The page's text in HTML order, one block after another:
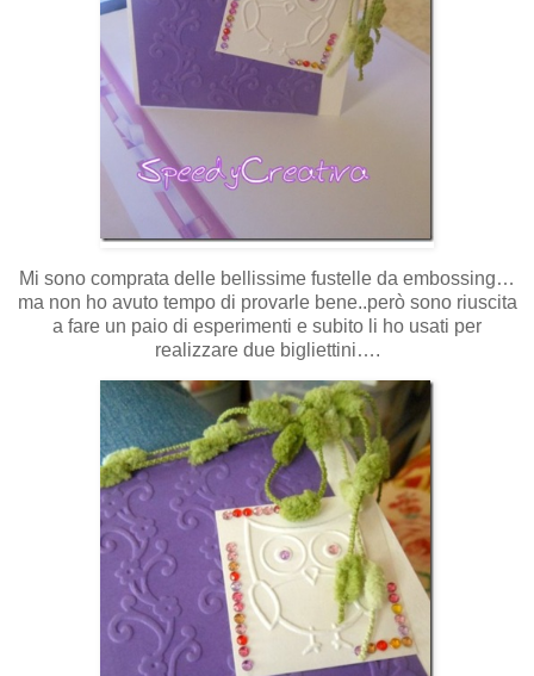
Mi sono comprata delle bellissime fustelle da embossing…
ma non ho avuto tempo di provarle bene..però sono riuscita
a fare un paio di esperimenti e subito li ho usati per
realizzare due bigliettini….